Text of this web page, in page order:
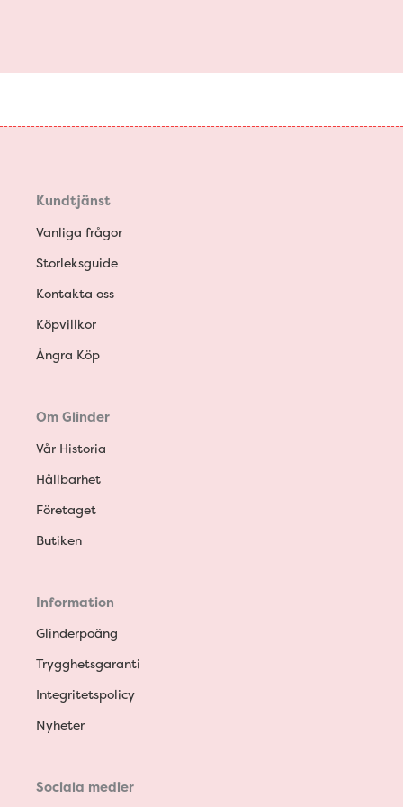
Kundtjänst
Vanliga frågor
Storleksguide
Kontakta oss
Köpvillkor
Ångra Köp
Om Glinder
Vår Historia
Hållbarhet
Företaget
Butiken
Information
Glinderpoäng
Trygghetsgaranti
Integritetspolicy
Nyheter
Sociala medier